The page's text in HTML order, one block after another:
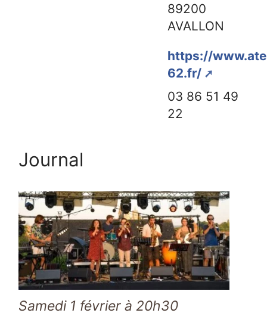
89200
AVALLON
https://
62.fr/
03 86 51 49
22
Journal
Samedi 1 février à 20h30